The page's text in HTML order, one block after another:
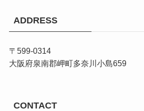
ADDRESS
〒599-0314
大阪府泉南郡岬町多奈川小島659
CONTACT